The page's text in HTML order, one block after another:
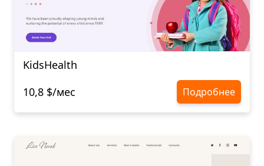
KidsHealth
10,8 $/мес
Подробнее